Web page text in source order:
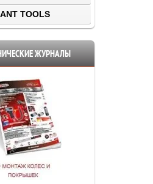
TOOLS
ЖУРНАЛЫ